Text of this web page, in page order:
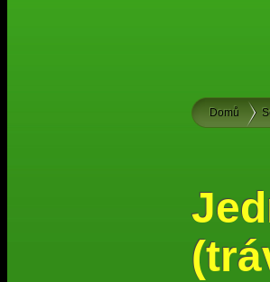
Domů